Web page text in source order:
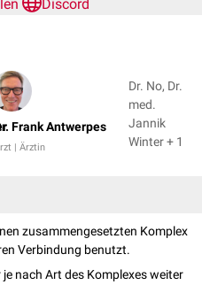
Discord
Frank Antwerpes
| Ärztin
Dr. No, Dr.
med.
Jannik
Winter + 1
zusammengesetzten Komplex
Verbindung benutzt.
nach Art des Komplexes weiter